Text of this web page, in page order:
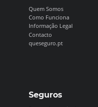
Quem Somos
Como Funciona
Informação Legal
Contacto
queseguro.pt
Seguros